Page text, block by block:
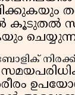
കൂടുതൽ